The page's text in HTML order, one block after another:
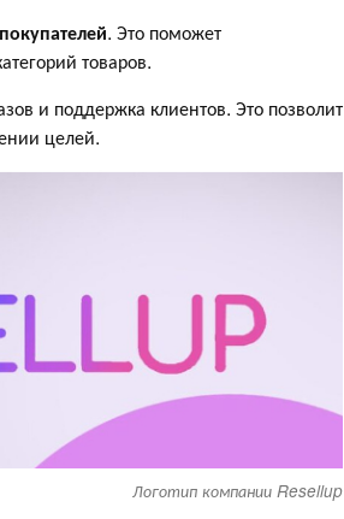
. Это поможет
товаров.
и поддержка клиентов. Это позволит
целей.
Логотип компании Resellup